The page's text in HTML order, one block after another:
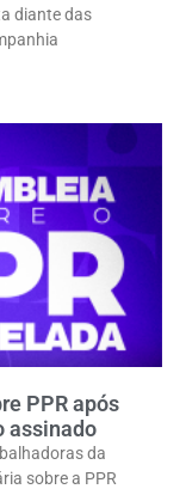
diante das
PPR após
assinado
da
sobre a PPR